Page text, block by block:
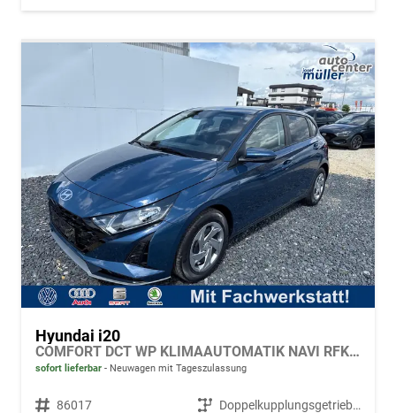
Hyundai i20
COMFORT DCT WP KLIMAAUTOMATIK NAVI RFK TEMPOMAT
sofort lieferbar Neuwagen mit Tageszulassung
Fahrzeugnr. 86017 Getriebe
Doppelkupplungsgetriebe (DSG)